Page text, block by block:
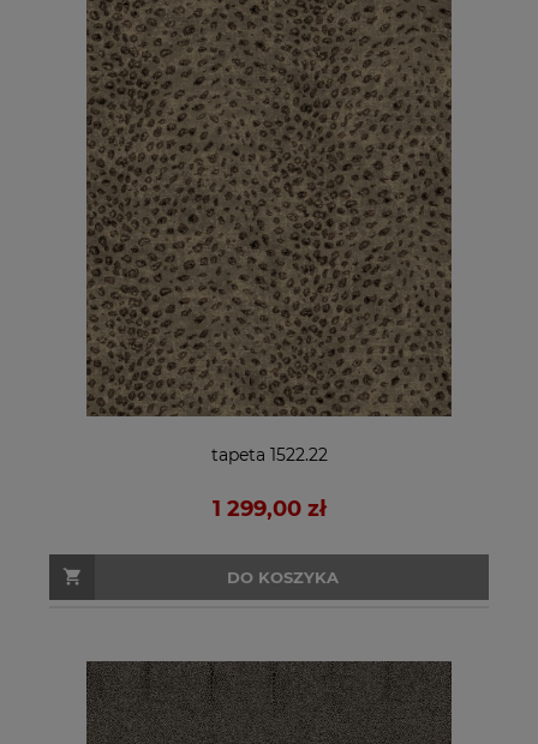
tapeta 1522.22
1 299,00 zł
DO KOSZYKA